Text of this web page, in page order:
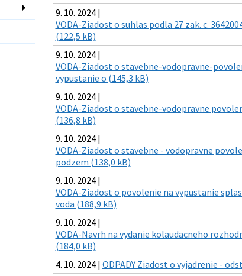
9. 10. 2024 |
VODA-Ziadost o suhlas podla 27 zak. c.
(122,5 kB)
9. 10. 2024 |
VODA-Ziadost o stavebne-vodopravne-
vypustanie o (145,3 kB)
9. 10. 2024 |
VODA-Ziadost o stavebne-vodopravne
(136,8 kB)
9. 10. 2024 |
VODA-Ziadost o stavebne - vodopravne
podzem (138,0 kB)
9. 10. 2024 |
VODA-Ziadost o povolenie na vypustanie
voda (188,9 kB)
9. 10. 2024 |
VODA-Navrh na vydanie kolaudacneho
(184,0 kB)
4. 10. 2024 | ODPADY Ziadost o vyjadrenie -